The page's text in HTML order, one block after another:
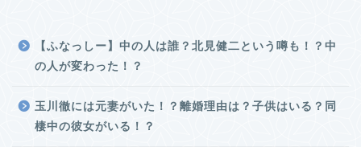
【ふなっしー】中の人は誰？北見健二という噂も！？中
の人が変わった！？
玉川徹には元妻がいた！？離婚理由は？子供はいる？同
棲中の彼女がいる！？